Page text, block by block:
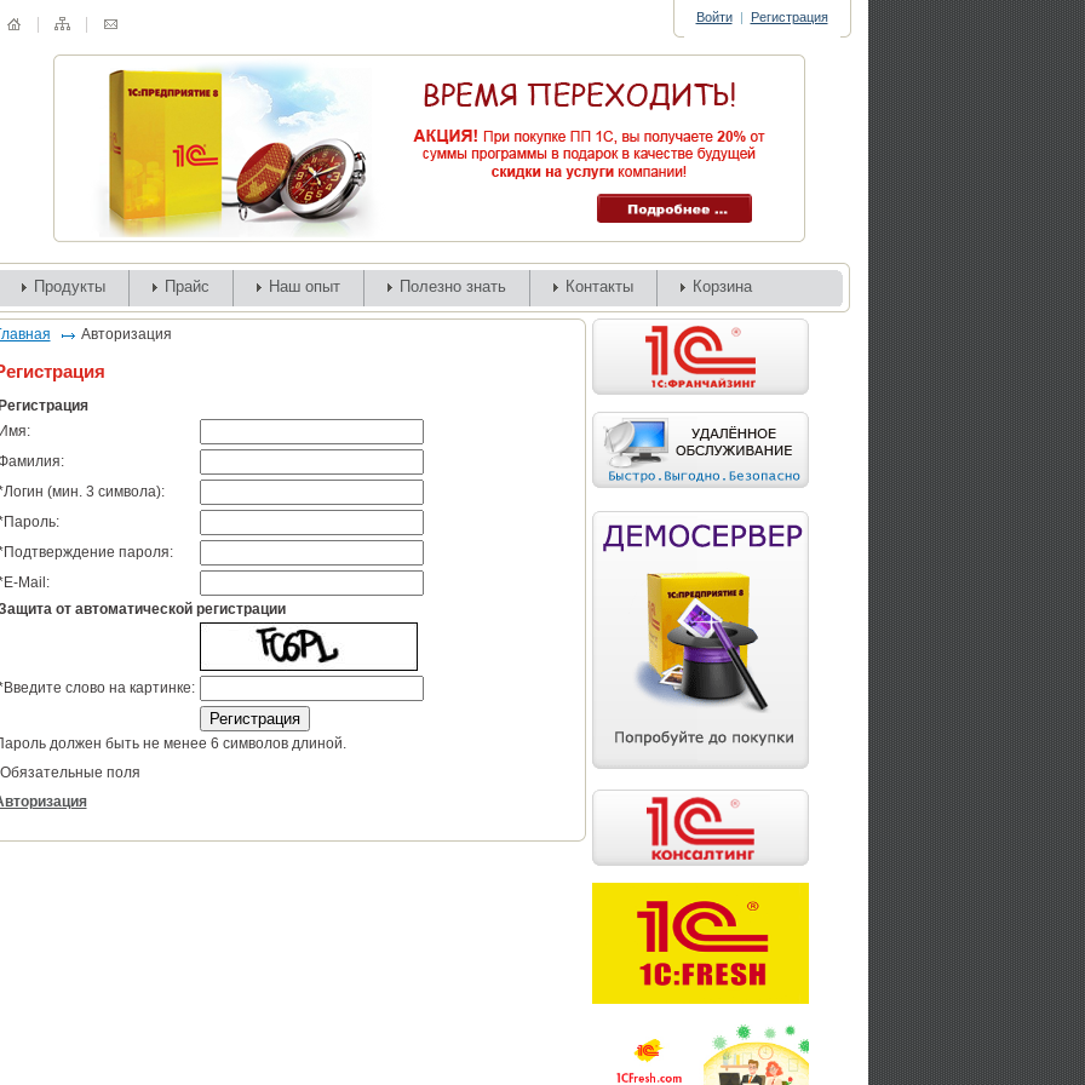
Войти | Регистрация
Продукты Прайс Наш опыт Полезно знать Контакты Корзина
Авторизация
Логин (мин. 3 символа):
Пароль:
Подтверждение пароля:
E-Mail:
от автоматической регистрации
Введите слово на картинке:
должен быть не менее 6 символов длиной.
Обязательные поля